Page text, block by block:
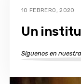
10 FEBRERO, 2020
Un
Síguenos en